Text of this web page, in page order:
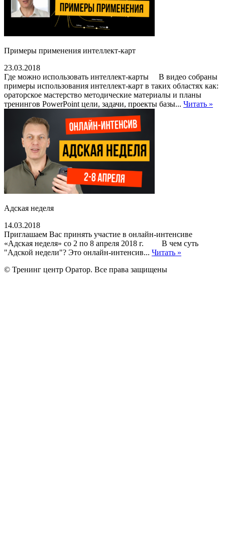
Примеры применения интеллект-карт
23.03.2018
Где можно использовать интеллект-карты В видео собраны
примеры использования интеллект-карт в таких областях как:
ораторское мастерство методические материалы и планы
тренингов PowerPoint цели, задачи, проекты базы... Читать »
Адская неделя
14.03.2018
Приглашаем Вас принять участие в онлайн-интенсиве
«Адская неделя» со 2 по 8 апреля 2018 г. В чем суть
"Адской недели"? Это онлайн-интенсив... Читать »
© Тренинг центр Оратор. Все права защищены